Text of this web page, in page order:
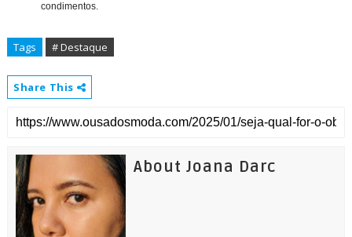
condimentos.
Tags # Destaque
Share This
About Joana Darc